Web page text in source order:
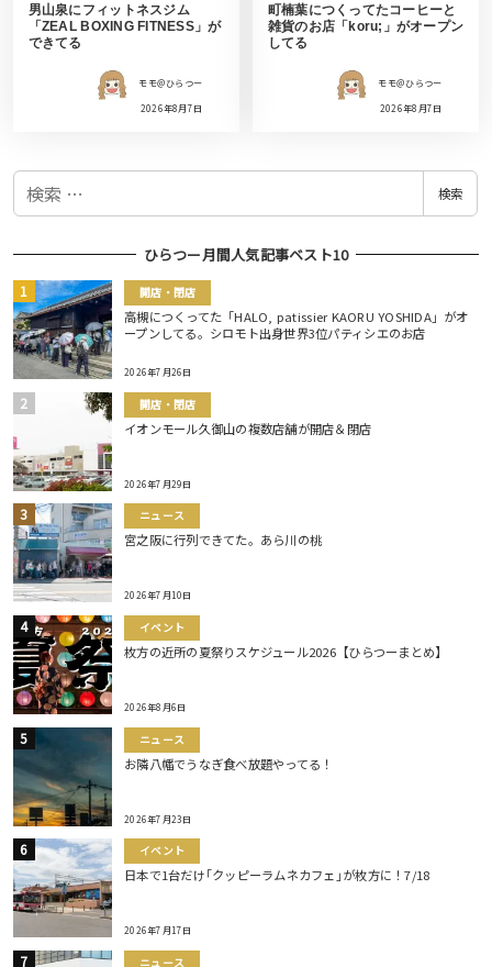
男山泉にフィットネスジム
「ZEAL BOXING FITNESS」が
できてる
モモ＠ひらつー
2026年8月7日
町楠葉につくってたコーヒーと
雑貨のお店「koru;」がオープン
してる
モモ＠ひらつー
2026年8月7日
検
検索
ひらつー月間人気記事ベスト10
開店・閉店
高槻につくってた「HALO, patissier KAORU YOSHIDA」がオ
ープンしてる。シロモト出身世界3位パティシエのお店
2026年7月26日
開店・閉店
イオンモール久御山の複数店舗が開店＆閉店
2026年7月29日
ニュース
宮之阪に行列できてた。あら川の桃
2026年7月10日
イベント
枚方の近所の夏祭りスケジュール2026【ひらつーまとめ】
2026年8月6日
ニュース
お隣八幡でうなぎ食べ放題やってる！
2026年7月23日
イベント
日本で1台だけ｢クッピーラムネカフェ｣が枚方に！7/18
2026年7月17日
ニュース